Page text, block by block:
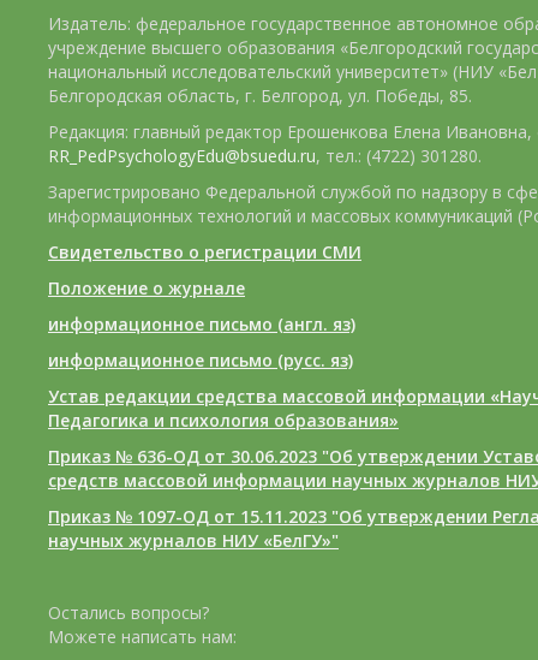
Издатель: федеральное государственное автономное
учреждение высшего образования «Белгородский
национальный исследовательский университет» (НИУ
Белгородская область, г. Белгород, ул. Победы, 85.
Редакция: главный редактор Ерошенкова Елена Ивановна,
RR_PedPsychologyEdu@bsuedu.ru, тел.: (4722) 301280.
Зарегистрировано Федеральной службой по надзору в
информационных технологий и массовых коммуникаций
Свидетельство о регистрации СМИ
Положение о журнале
информационное письмо (англ. яз)
информационное письмо (русс. яз)
Устав редакции средства массовой информации
Педагогика и психология образования»
Приказ № 636-ОД от 30.06.2023 "Об утверждении
средств массовой информации научных журналов
Приказ № 1097-ОД от 15.11.2023 "Об утверждении
научных журналов НИУ «БелГУ»"
Остались вопросы?
Можете написать нам: